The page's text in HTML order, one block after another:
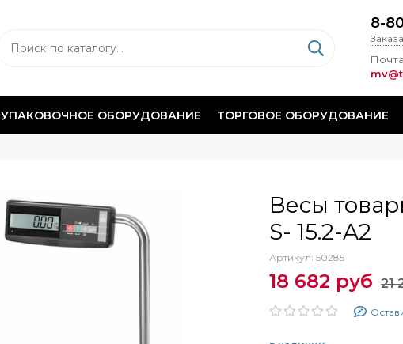
8-
УПАКОВОЧНОЕ ОБОРУДОВАНИЕ ТОРГОВОЕ ОБОРУДОВАНИЕ
Весы
S- 15.2-A2
Артикул: 50285
18 682 руб 21